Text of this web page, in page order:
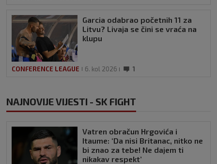
Garcia odabrao početnih 11 za
Litvu? Livaja se čini se vraća na
klupu
CONFERENCE LEAGUE 6. kol 2026 1
NAJNOVIJE VIJESTI - SK FIGHT
Vatren obračun Hrgovića i
Itaume: ‘Da nisi Britanac, nitko ne
bi znao za tebe! Ne dajem ti
nikakav respekt’